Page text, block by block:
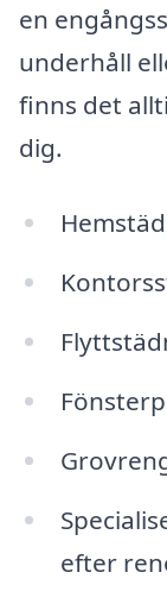
en
underhåll
finns det
dig.
efter